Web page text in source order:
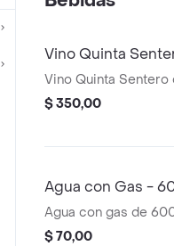
Vino Quinta
Vino Quinta
$ 350,00
Agua con Gas -
Agua con gas de
$ 70,00